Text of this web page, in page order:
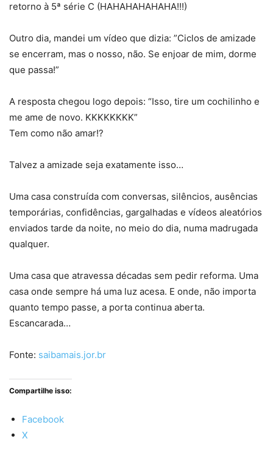
retorno à 5ª série C (HAHAHAHAHAHA!!!)
Outro dia, mandei um vídeo que dizia: ​”Ciclos de amizade
se encerram, mas o nosso, não. Se enjoar de mim, dorme
que passa!”
A resposta chegou logo depois: “Isso, tire um cochilinho e
me ame de novo. KKKKKKKK”
Tem como não amar!?
Talvez a amizade seja exatamente isso…
Uma casa construída com conversas, silêncios, ausências
temporárias, confidências, gargalhadas e vídeos aleatórios
enviados tarde da noite, no meio do dia, numa madrugada
qualquer.
Uma casa que atravessa décadas sem pedir reforma. Uma
casa onde sempre há uma luz acesa. E onde, não importa
quanto tempo passe, a porta continua aberta.
Escancarada…
Fonte: saibamais.jor.br
Compartilhe isso:
Facebook
X